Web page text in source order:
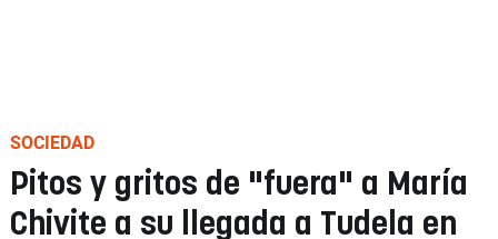
SOCIEDAD
Pitos y gritos de "fuera" a María
Chivite a su llegada a Tudela en